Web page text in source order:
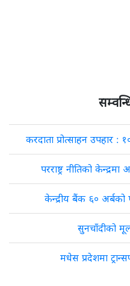
करदाता प्रोत्साहन उपहार :
परराष्ट्र नीतिको केन्द्रमा
केन्द्रीय बैंक ६० अर्बको
सुनचाँदीको
मधेस प्रदेशमा